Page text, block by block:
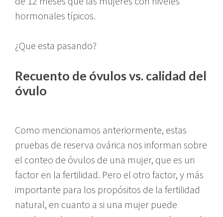
hormonales típicos.
¿Que esta pasando?
Recuento de óvulos vs. calidad del
óvulo
Como mencionamos anteriormente, estas
pruebas de reserva ovárica nos informan sobre
el conteo de óvulos de una mujer, que es un
factor en la fertilidad. Pero el otro factor, y más
importante para los propósitos de la fertilidad
natural, en cuanto a si una mujer puede